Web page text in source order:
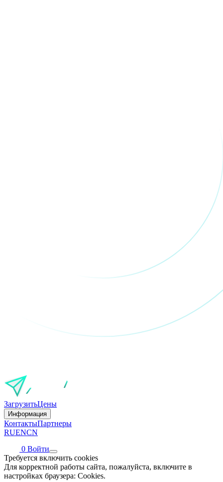
ЗагрузитьЦены
Информация
КонтактыПартнеры
RUENCN
0 Войти
Требуется включить cookies
Для корректной работы сайта, пожалуйста, включите в
настройках браузера: Cookies.